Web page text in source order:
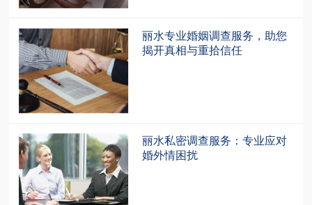
丽水专业婚姻调查服务，助您
揭开真相与重拾信任
丽水私密调查服务：专业应对
婚外情困扰